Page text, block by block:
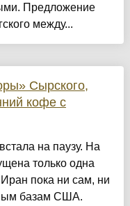
Предложение
между...
Сырского,
кофе с
на паузу. На
только одна
пока ни сам, ни
базам США.